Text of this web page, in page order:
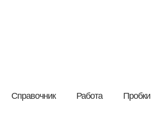
Справочник Работа Пробки